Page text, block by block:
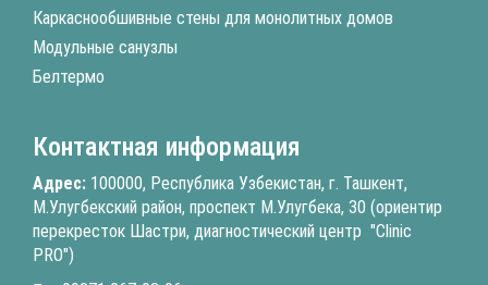
Каркаснообшивные стены для монолитных домов
Модульные санузлы
Белтермо
Контактная информация
Адрес: 100000, Республика Узбекистан, г. Ташкент,
М.Улугбекский район, проспект М.Улугбека, 30 (ориентир
перекресток Шастри, диагностический центр "Clinic
PRO")